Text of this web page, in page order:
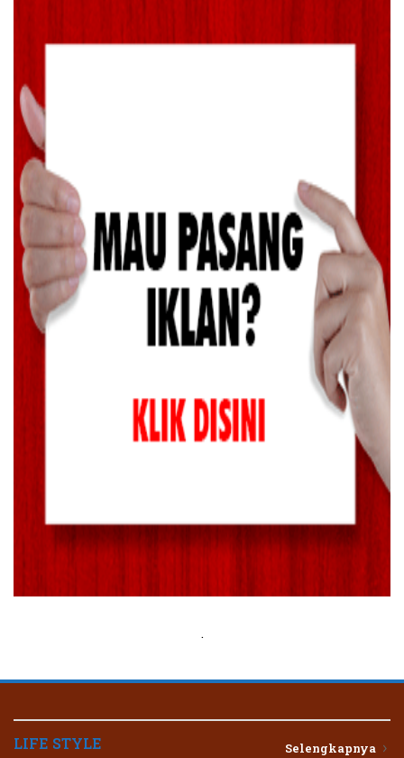
.
LIFE STYLE Selengkapnya